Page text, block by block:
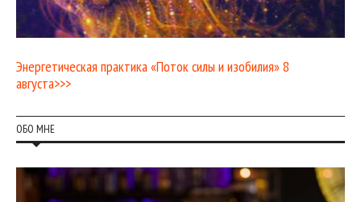
Энергетическая практика «Поток силы и изобилия» 8
августа>>>
ОБО МНЕ